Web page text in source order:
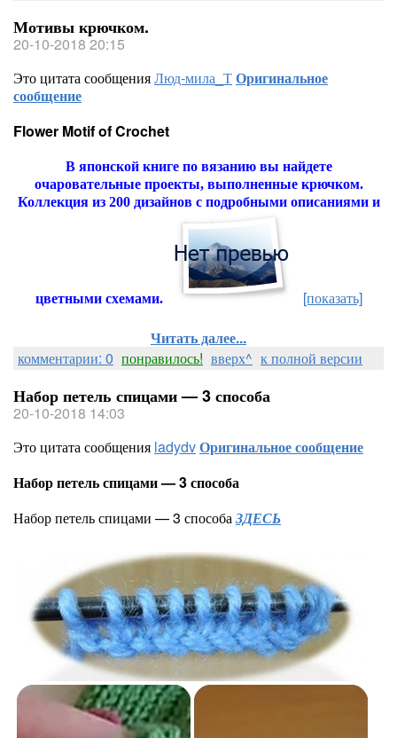
Мотивы крючком.
20-10-2018 20:15
Это цитата сообщенияЛюд-мила_ТОригинальное
сообщение
Flower Motif of Crochet
В японской книге по вязанию вы найдете
очаровательные проекты, выполненные крючком.
Коллекция из 200 дизайнов с подробными описаниями и
цветными схемами.
[показать]
Читать далее...
комментарии: 0 понравилось! вверх^ к полной версии
Набор петель спицами — 3 способа
20-10-2018 14:03
Это цитата сообщения ladydvОригинальное сообщение
Набор петель спицами — 3 способа
Набор петель спицами — 3 способаЗДЕСЬ